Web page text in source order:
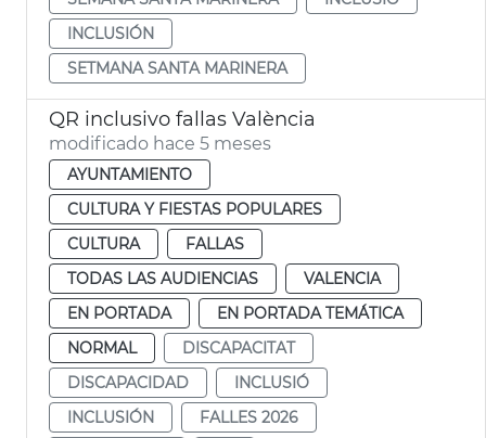
INCLUSIÓN
SETMANA SANTA MARINERA
QR inclusivo fallas València
modificado hace 5 meses
AYUNTAMIENTO
CULTURA Y FIESTAS POPULARES
CULTURA
FALLAS
TODAS LAS AUDIENCIAS
VALENCIA
EN PORTADA
EN PORTADA TEMÁTICA
NORMAL
DISCAPACITAT
DISCAPACIDAD
INCLUSIÓ
INCLUSIÓN
FALLES 2026